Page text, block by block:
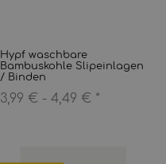
Hypf waschbare
Bambuskohle Slipeinlagen
/ Binden
3,99 € - 4,49 € *